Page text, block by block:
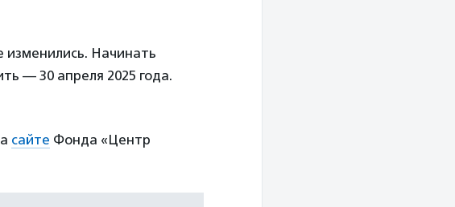
Начинать
— 30 апреля 2025 года.
сайте Фонда «Центр